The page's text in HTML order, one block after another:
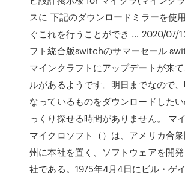
スに 下記のダウンロードミラーを使
ぐこれを行うことができ … 2020/07/
フト統合版switchのサマーセール
マインクラフトにアップデートが来
ルがあるようです。明日までなので
なっているものをダウンロードした
っくり探せる時間がありません。 マ
マイクロソフト（）は、アメリカ合
州に本社を置く、ソフトウェアを開
社である。1975年4月4日にビル・ゲ